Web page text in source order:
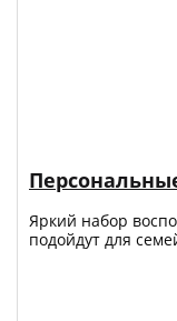
Яркий набор
подойдут для